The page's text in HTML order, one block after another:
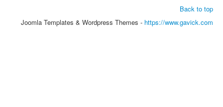
Back to top
Joomla Templates & Wordpress Themes - https://www.gavick.com